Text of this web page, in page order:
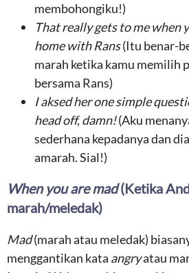
membohongiku!)
That really gets to me when
home with Rans(Itu benar-
marah ketika kamu memilih
bersama Rans)
I aksed her one simple
head off, damn!(Aku
sederhana kepadanya dan
amarah. Sial!)
When you are mad(Ketika
marah/meledak)
Mad(marah atau meledak)
menggantikan kata angryatau